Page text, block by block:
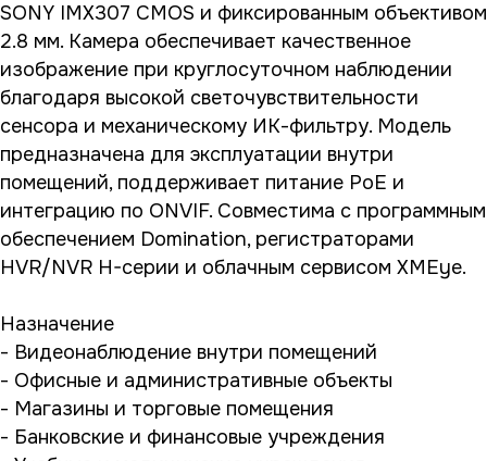
SONY IMX307 CMOS и фиксированным объективом
2.8 мм. Камера обеспечивает качественное
изображение при круглосуточном наблюдении
благодаря высокой светочувствительности
сенсора и механическому ИК-фильтру. Модель
предназначена для эксплуатации внутри
помещений, поддерживает питание PoE и
интеграцию по ONVIF. Совместима с программным
обеспечением Domination, регистраторами
HVR/NVR H-серии и облачным сервисом XMEye.
Назначение
- Видеонаблюдение внутри помещений
- Офисные и административные объекты
- Магазины и торговые помещения
- Банковские и финансовые учреждения